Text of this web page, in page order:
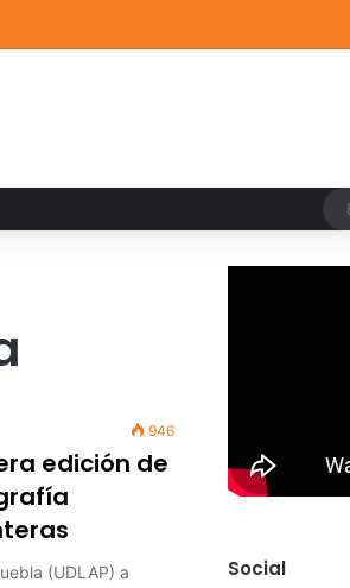
obras de artistas emergentes y consolidados
946
edición de
(UDLAP) a
Social